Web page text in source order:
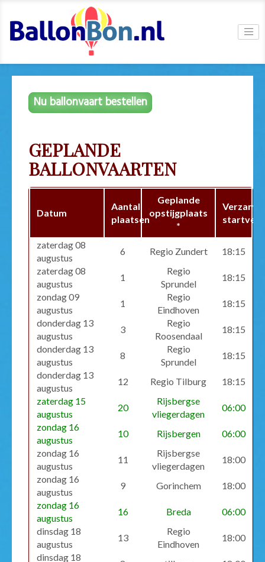
Nu ballonvaart bestellen